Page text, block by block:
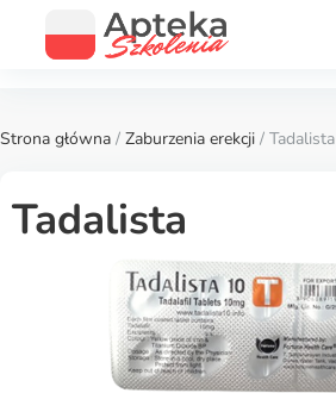
Strona główna / Zaburzenia erekcji / Tadalista
Tadalista